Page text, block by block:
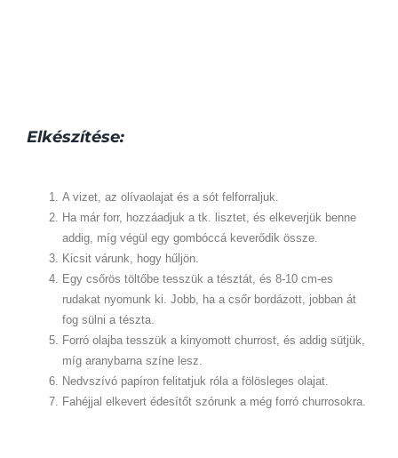
Elkészítése:
A vizet, az olívaolajat és a sót felforraljuk.
Ha már forr, hozzáadjuk a tk. lisztet, és elkeverjük benne
addig, míg végül egy gombóccá keverődik össze.
Kicsit várunk, hogy hűljön.
Egy csőrös töltőbe tesszük a tésztát, és 8-10 cm-es
rudakat nyomunk ki. Jobb, ha a csőr bordázott, jobban át
fog sülni a tészta.
Forró olajba tesszük a kinyomott churrost, és addig sütjük,
míg aranybarna színe lesz.
Nedvszívó papíron felitatjuk róla a fölösleges olajat.
Fahéjjal elkevert édesítőt szórunk a még forró churrosokra.